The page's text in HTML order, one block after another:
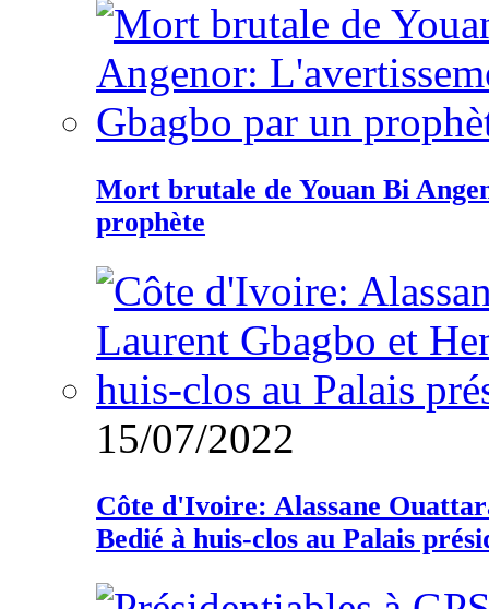
Mort brutale de Youan Bi
prophète
15/07/2022
Côte d'Ivoire: Alassane
Bedié à huis-clos au Palais